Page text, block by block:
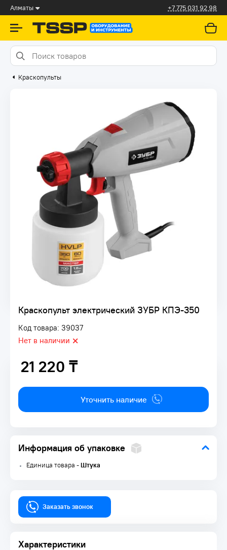
Алматы +7 775 031 92 98
Краскопульты
Краскопульт электрический ЗУБР КПЭ-350
Код товара: 39037
Нет в наличии
21 220 ₸
21 220 ₸
Уточнить наличие
Информация об упаковке
Единица товара -Штука
Заказать звонок
Характеристики